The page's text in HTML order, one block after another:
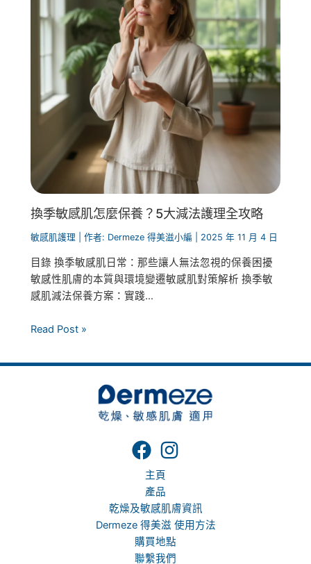
換季敏感肌怎麼保養？5大減法護理全攻略
敏感肌護理 | 作者: Dermeze 得美滋小編 2025 年 11 月 4 日
目錄 換季敏感肌日常：那些讓人無法忽視的保養困擾
敏感性肌膚的本質與環境變遷敏感肌對策解析 換季敏
感肌減法保養方案：實踐...
Read Post »
主頁
產品
乾燥及敏感肌膚資訊
Dermeze 得美滋 使用方法
購買地點
聯繫我們